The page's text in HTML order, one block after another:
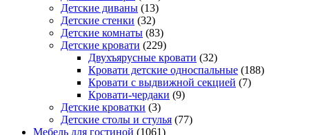
Детские диваны (13)
Детские стенки (32)
Детские комнаты (83)
Детские кровати (229)
Двухъярусные кровати (32)
Кровати детские односпальные (188)
Кровати с выдвижной секцией (7)
Кровати-чердаки (9)
Детские кроватки (3)
Детские столы и стулья (77)
Мебель для гостиной (1061)